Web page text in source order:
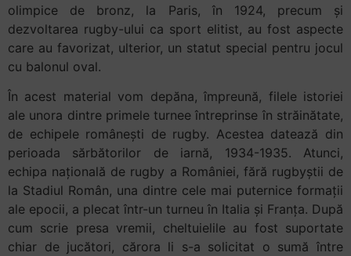
olimpice de bronz, la Paris, în 1924, precum și
dezvoltarea rugby-ului ca sport elitist, au fost aspecte
care au favorizat, ulterior, un statut special pentru jocul
cu balonul oval.
În acest material vom depăna, împreună, filele istoriei
ale unora dintre primele turnee întreprinse în străinătate,
de echipele românești de rugby. Acestea datează din
perioada sărbătorilor de iarnă, 1934-1935. Atunci,
echipa națională de rugby a României, fără rugbyștii de
la Stadiul Român, una dintre cele mai puternice formații
ale epocii, a plecat într-un turneu în Italia și Franța. După
cum scrie presa vremii, cheltuielile au fost suportate
chiar de jucători, cărora li s-a solicitat o sumă între